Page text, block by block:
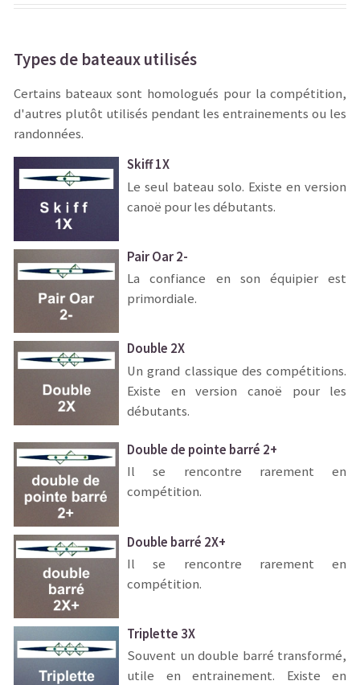
Types de bateaux utilisés
Certains bateaux sont homologués pour la compétition,
d'autres plutôt utilisés pendant les entrainements ou les
randonnées.
Skiff 1X
Le seul bateau solo. Existe en version
canoë pour les débutants.
Pair Oar 2-
La confiance en son équipier est
primordiale.
Double 2X
Un grand classique des compétitions.
Existe en version canoë pour les
débutants.
Double de pointe barré 2+
Il se rencontre rarement en
compétition.
Double barré 2X+
Il se rencontre rarement en
compétition.
Triplette 3X
Souvent un double barré transformé,
utile en entrainement. Existe en